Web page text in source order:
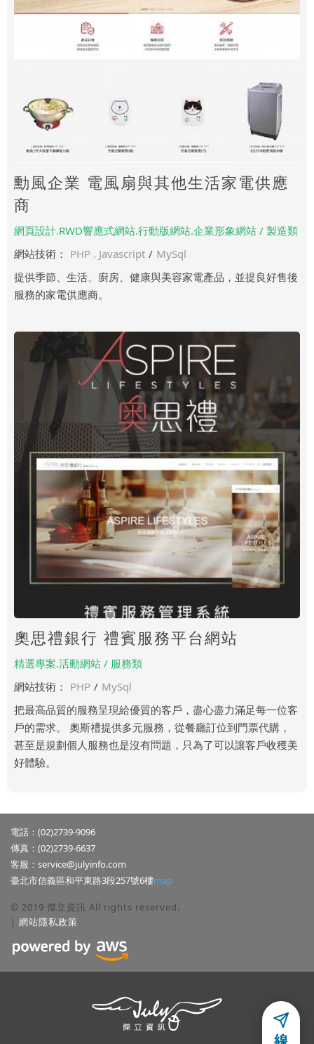
勳風企業 電風扇與其他生活家電供應
商
網頁設計.RWD響應式網站.行動版網站.企業形象網站 / 製造類
網站技術： PHP . Javascript / MySql
提供季節、生活、廚房、健康與美容家電產品，並提良好售後
服務的家電供應商。
奧思禮銀行 禮賓服務平台網站
精選專案.活動網站 / 服務類
網站技術： PHP / MySql
把最高品質的服務呈現給優質的客戶，盡心盡力滿足每一位客
戶的需求。 奧斯禮提供多元服務，從餐廳訂位到門票代購，
甚至是規劃個人服務也是沒有問題，只為了可以讓客戶收穫美
好體驗。
電話：(02)2739-9096
傳真：(02)2739-6637
客服： service@julyinfo.com
臺北市信義區和平東路3段257號6樓map
© 2019 傑立資訊 All rights reserved.
| 網站隱私政策
線